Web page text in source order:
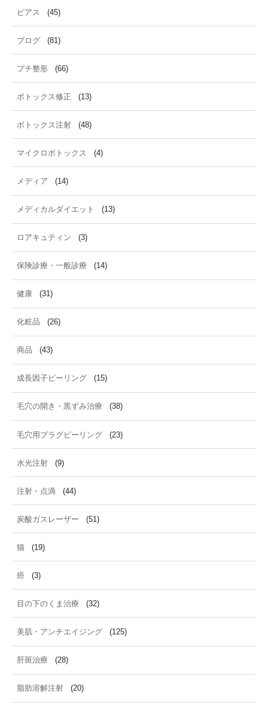
ピアス (45)
ブログ (81)
プチ整形 (66)
ボトックス修正 (13)
ボトックス注射 (48)
マイクロボトックス (4)
メディア (14)
メディカルダイエット (13)
ロアキュティン (3)
保険診療・一般診療 (14)
健康 (31)
化粧品 (26)
商品 (43)
成長因子ピーリング (15)
毛穴の開き・黒ずみ治療 (38)
毛穴用プラグピーリング (23)
水光注射 (9)
注射・点滴 (44)
炭酸ガスレーザー (51)
猫 (19)
癌 (3)
目の下のくま治療 (32)
美肌・アンチエイジング (125)
肝斑治療 (28)
脂肪溶解注射 (20)